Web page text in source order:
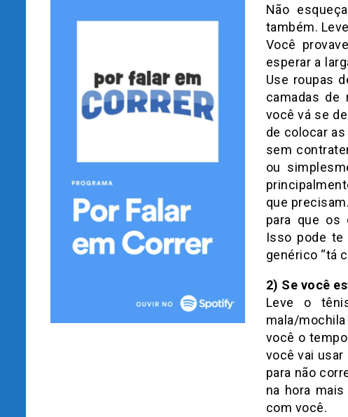
Não
também.
Você
esperar a
Use roupas
camadas de
você vá se
de colocar
sem
ou
que
para que os
Isso pode
genérico “tá
2) Se você
Leve o
mala/
você o
você vai usar
para não
na hora
com você.